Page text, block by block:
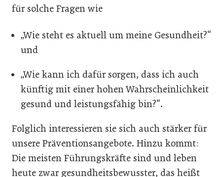
für solche Fragen wie
„Wie steht es aktuell um meine Gesundheit?“
und
„Wie kann ich dafür sorgen, dass ich auch
künftig mit einer hohen Wahrscheinlichkeit
gesund und leistungsfähig bin?“.
Folglich interessieren sie sich auch stärker für
unsere Präventionsangebote. Hinzu kommt:
Die meisten Führungskräfte sind und leben
heute zwar gesundheitsbewusster, das heißt